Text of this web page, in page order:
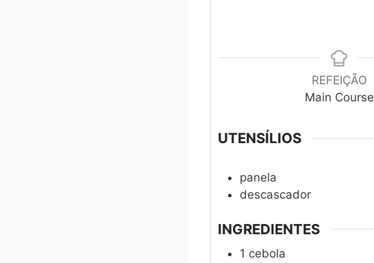
REFEIÇÃO
Main Course
UTENSÍLIOS
panela
descascador
INGREDIENTES
1 cebola